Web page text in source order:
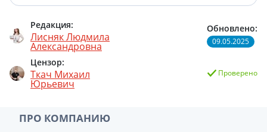
Редакция:
Лисняк Людмила
Александровна
Цензор:
Ткач Михаил
Юрьевич
Обновлено:
09.05.2025
Проверено
ПРО КОМПАНИЮ